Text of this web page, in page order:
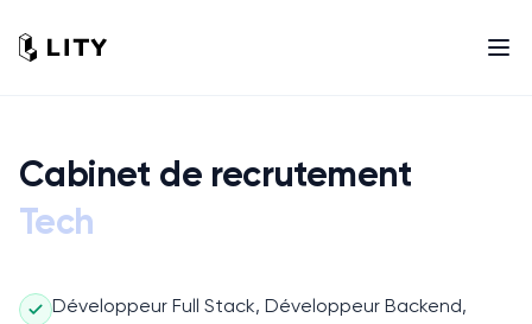
Cabinet de recrutement
Tech
Développeur Full Stack, Développeur Backend,